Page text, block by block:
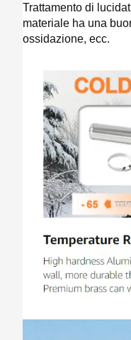
Trattamento di
materiale ha una
ossidazione, ecc.